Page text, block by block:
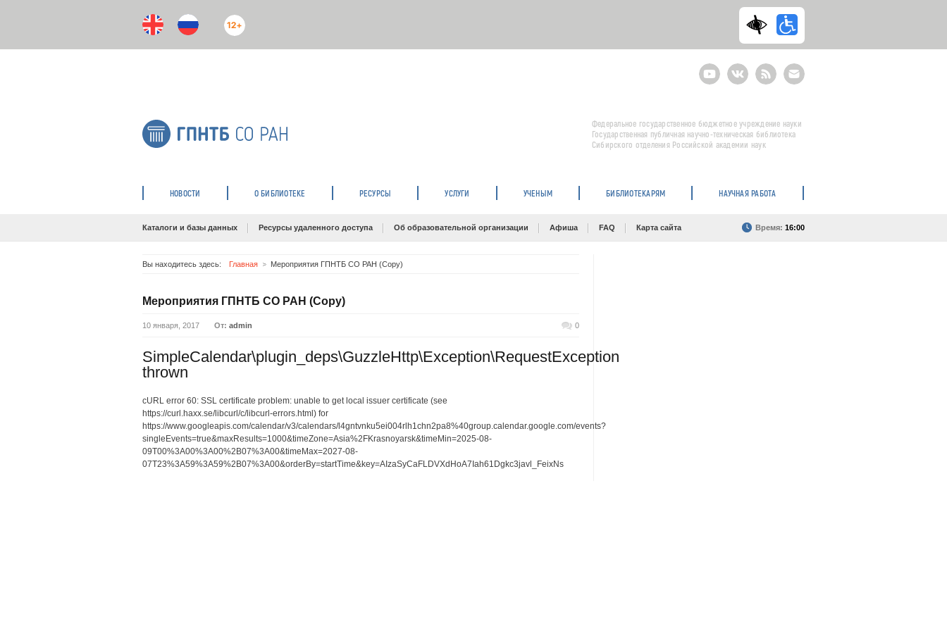
12+
YoutubeВКонтактеRSS
E-
mail
подписка
Федеральное государственное бюджетное учреждение науки
Государственная публичная научно-техническая библиотека
Сибирского отделения Российской академии наук
НОВОСТИ О БИБЛИОТЕКЕ РЕСУРСЫ УСЛУГИ УЧЕНЫМ БИБЛИОТЕКАРЯМ НАУЧНАЯ РАБОТА
Каталоги и базы данных Ресурсы удаленного доступа Об образовательной организации Афиша FAQ Карта сайта Время: 16:00
Вы находитесь здесь: Главная Мероприятия ГПНТБ СО РАН (Copy)
Мероприятия ГПНТБ СО РАН (Copy)
10 января, 2017 От: admin 0
SimpleCalendar\plugin_deps\GuzzleHttp\Exception\RequestException
thrown
cURL error 60: SSL certificate problem: unable to get local issuer certificate (see
https://curl.haxx.se/libcurl/c/libcurl-errors.html) for
https://www.googleapis.com/calendar/v3/calendars/l4gntvnku5ei004rlh1chn2pa8%40group.calendar.google.com/events?
singleEvents=true&maxResults=1000&timeZone=Asia%2FKrasnoyarsk&timeMin=2025-08-
09T00%3A00%3A00%2B07%3A00&timeMax=2027-08-
07T23%3A59%3A59%2B07%3A00&orderBy=startTime&key=AIzaSyCaFLDVXdHoA7Iah61Dgkc3javl_FeixNs